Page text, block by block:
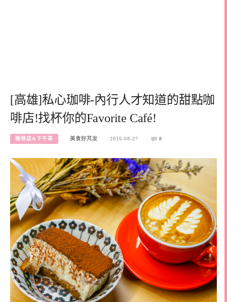
[高雄]私心珈啡-內行人才知道的甜點咖
啡店!找杯你的Favorite Café!
咖啡店&下午茶 美食好芃友 2016-08-27 0